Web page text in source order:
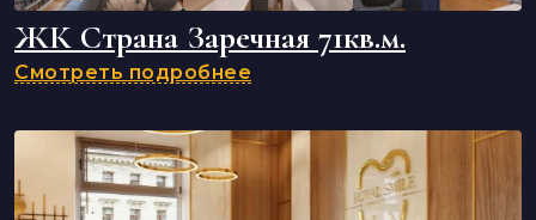
ЖК Страна Заречная 71кв.м.
Смотреть подробнее